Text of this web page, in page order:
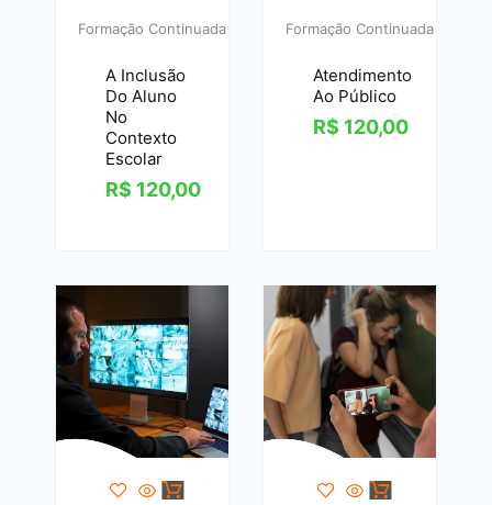
Formação Continuada
A Inclusão
Do Aluno
No
Contexto
Escolar
R$ 120,00
Formação Continuada
Atendimento
Ao Público
R$ 120,00